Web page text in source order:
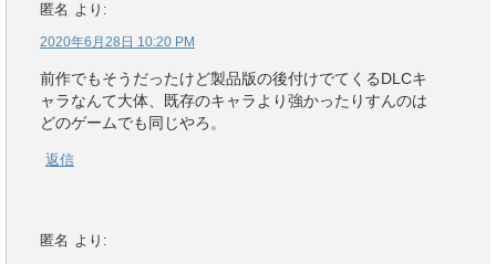
匿名 より:
2020年6月28日 10:20 PM
前作でもそうだったけど製品版の後付けでてくるDLCキ
ャラなんて大体、既存のキャラより強かったりすんのは
どのゲームでも同じやろ。
返信
匿名 より: